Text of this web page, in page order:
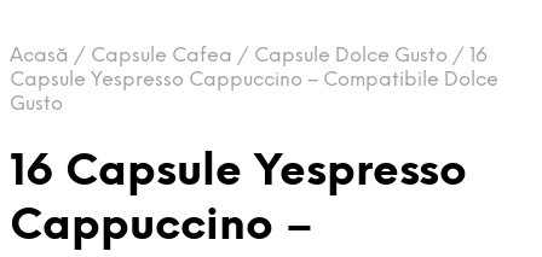
Acasă / Capsule Cafea / Capsule Dolce Gusto / 16
Capsule Yespresso Cappuccino – Compatibile Dolce
Gusto
16 Capsule Yespresso
Cappuccino –